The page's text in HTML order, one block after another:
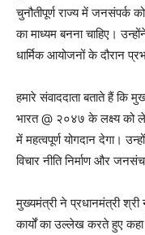
चुनौतीपूर्ण राज्य में जनसंपर्क
का माध्यम बनना चाहिए।
धार्मिक आयोजनों के दौरान
हमारे संवाददाता बताते हैं कि
भारत @ २०४७ के लक्ष्य को
में महत्वपूर्ण योगदान देगा।
विचार नीति निर्माण और
मुख्यमंत्री ने प्रधानमंत्री श्री
कार्यों का उल्लेख करते हुए